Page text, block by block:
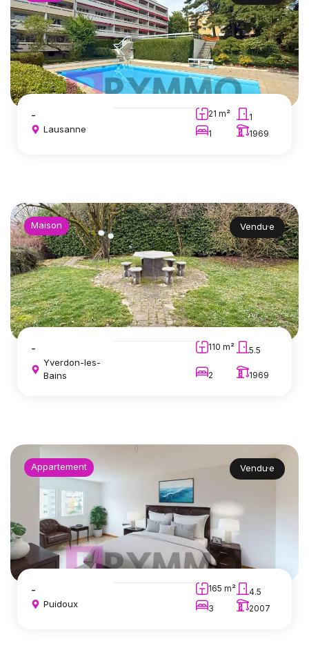
-
Lausanne
21 m²
1
1
1969
Maison Vendu·e
-
Yverdon-les-
Bains
110 m² 5.5
2 1969
Appartement Vendu·e
-
Puidoux
165 m²
4.5
3
2007